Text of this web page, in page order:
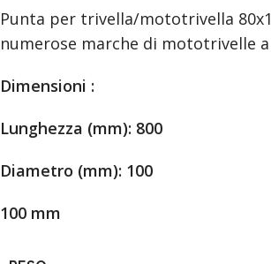
Punta per trivella/mototrivella
numerose marche di mototrivelle
Dimensioni :
Lunghezza (mm): 800
Diametro (mm): 100
100 mm